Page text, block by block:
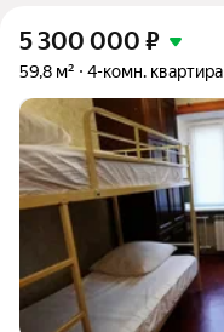
5 300 000 ₽
59,8 м² 4-комн. квартира